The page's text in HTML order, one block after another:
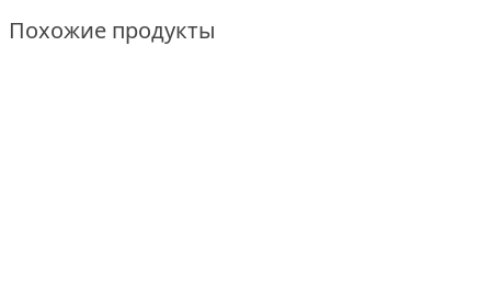
Похожие продукты